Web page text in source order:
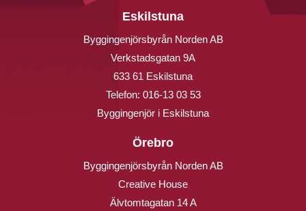
Eskilstuna
Byggingenjörsbyrån Norden AB
Verkstadsgatan 9A
633 61 Eskilstuna
Telefon: 016-13 03 53
Byggingenjör i Eskilstuna
Örebro
Byggingenjörsbyrån Norden AB
Creative House
Älvtomtagatan 14 A